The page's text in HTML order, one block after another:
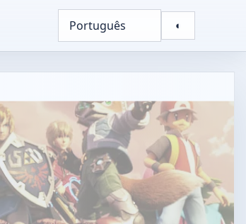
Português ◐